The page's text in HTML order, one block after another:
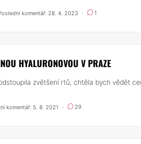
komentář: 28. 4. 2023 · 1
HYALURONOVOU V PRAZE
zvětšení rtů, chtěla bych vědět
komentář: 5. 8. 2021 · 29